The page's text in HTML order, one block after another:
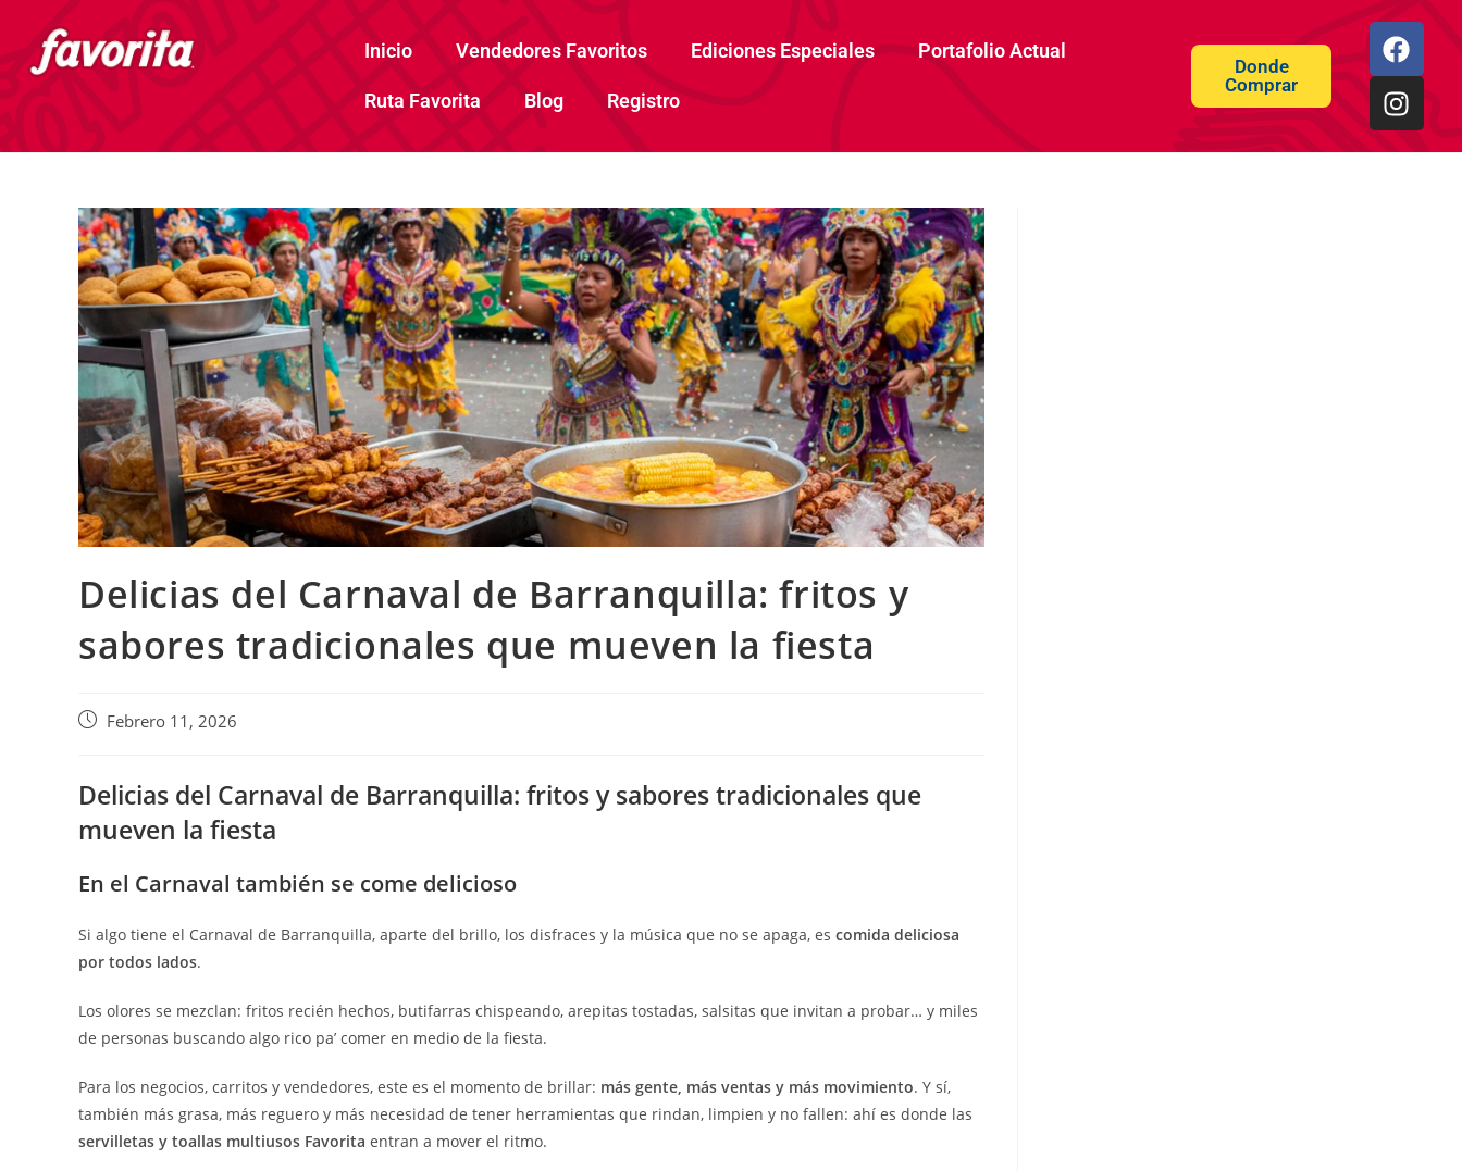
Inicio Vendedores Favoritos Ediciones Especiales Portafolio Actual
Ruta Favorita Blog Registro
Donde
Comprar
Delicias del Carnaval de Barranquilla: fritos y
sabores tradicionales que mueven la fiesta
Febrero 11, 2026
Delicias del Carnaval de Barranquilla: fritos y sabores tradicionales que
mueven la fiesta
En el Carnaval también se come delicioso
Si algo tiene el Carnaval de Barranquilla, aparte del brillo, los disfraces y la música que no se apaga, es comida deliciosa
por todos lados.
Los olores se mezclan: fritos recién hechos, butifarras chispeando, arepitas tostadas, salsitas que invitan a probar… y miles
de personas buscando algo rico pa’ comer en medio de la fiesta.
Para los negocios, carritos y vendedores, este es el momento de brillar: más gente, más ventas y más movimiento. Y sí,
también más grasa, más reguero y más necesidad de tener herramientas que rindan, limpien y no fallen: ahí es donde las
servilletas y toallas multiusos Favorita entran a mover el ritmo.